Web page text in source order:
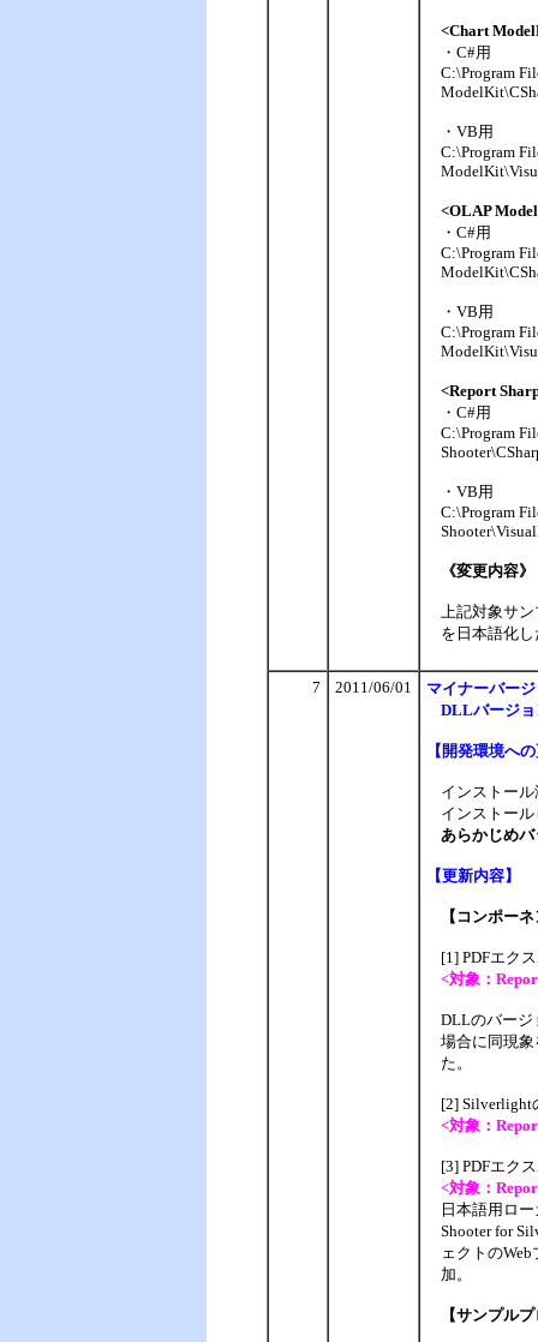
<Chart
・C#用
C:\Program
・VB用
C:\Program
<OLAP
・C#用
C:\Program
・VB用
C:\Program
<Report
・C#用
C:\Program
・VB用
C:\Program
《変更内容》
上記対象サ
を日本語化
7 2011/06/01 マイナーバー
DLLバージ
【 開発環境へ
インストー
インストー
あらかじめ
【更新内容】
【コンポー
[1] PDFエク
<対象：
DLLのバージ
場合に同現象
た。
[2] Silverlight
<対象：
[3] PDFエク
<対象：
日本語用ロ
Shooter for
ェクトの
加。
【サンプル